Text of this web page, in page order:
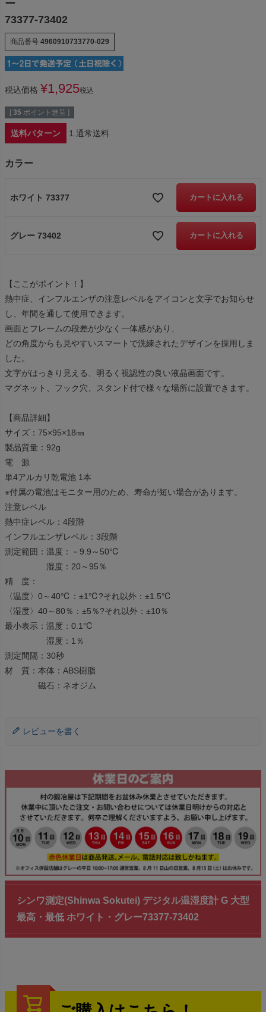
ー
73377-73402
商品番号 4960910733770-029
税込価格 ¥1,925税込
[ 35 ポイント進呈 ]
送料パターン 1.通常送料
カラー
ホワイト 73377 カートに入れる
グレー 73402 カートに入れる
【ここがポイント！】
熱中症、インフルエンザの注意レベルをアイコンと文字でお知らせ
し、年間を通して使用できます。
画面とフレームの段差が少なく一体感があり、
どの角度からも見やすいスマートで洗練されたデザインを採用しま
した。
文字がはっきり見える、明るく視認性の良い液晶画面です。
マグネット、フック穴、スタンド付で様々な場所に設置できます。
【商品詳細】
サイズ：75×95×18㎜
製品質量：92g
電 源
単4アルカリ乾電池 1本
※付属の電池はモニター用のため、寿命が短い場合があります。
注意レベル
熱中症レベル：4段階
インフルエンザレベル：3段階
測定範囲：温度：－9.9～50℃
湿度：20～95％
精 度：
〈温度〉0～40℃：±1℃?それ以外：±1.5℃
〈湿度〉40～80％：±5％?それ以外：±10％
最小表示：温度：0.1℃
湿度：1％
測定間隔：30秒
材 質：本体：ABS樹脂
磁石：ネオジム
レビューを書く
シンワ測定(Shinwa Sokutei) デジタル温湿度計 G 大型
最高・最低 ホワイト・グレー73377-73402